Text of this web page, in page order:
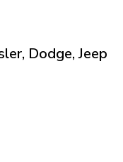
Dodge, Jeep